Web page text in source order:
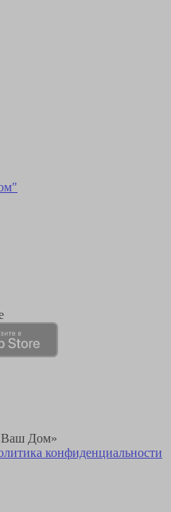
Дом»
конфиденциальности